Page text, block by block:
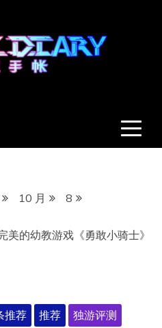
10 月
8
的幼教游戏《勇敢小骑士》
推荐 推荐 独游评测